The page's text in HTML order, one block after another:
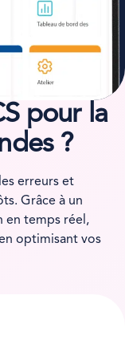
pour la
?
erreurs et
Grâce à un
en temps réel,
optimisant vos